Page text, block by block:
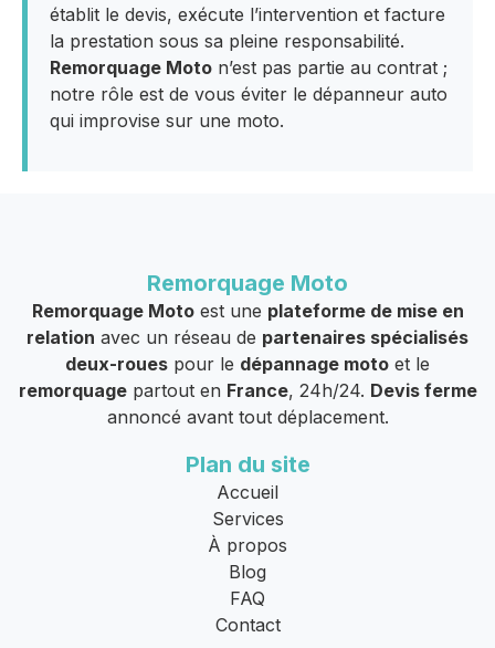
établit le devis, exécute l’intervention et facture
la prestation sous sa pleine responsabilité.
Remorquage Moto n’est pas partie au contrat ;
notre rôle est de vous éviter le dépanneur auto
qui improvise sur une moto.
Remorquage Moto
Remorquage Motoest une plateforme de mise en
relation avec un réseau de partenaires spécialisés
deux-roues pour le dépannage moto et le
remorquagepartout en France, 24h/24. Devis ferme
annoncé avant tout déplacement.
Plan du site
Accueil
Services
À propos
Blog
FAQ
Contact